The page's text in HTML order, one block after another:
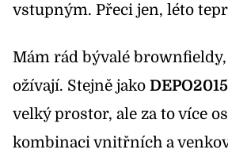
vstupným. Přeci jen, léto
Mám rád bývalé
ožívají. Stejně jako DEPO2015
velký prostor, ale za to více
kombinaci vnitřních a